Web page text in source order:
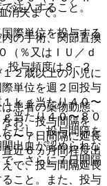
消失まで。
の手術、関節置換
（％又はＩＵ／ｄ
投与頻度は８−２
患者の薬物動態、
お、投与間隔を
〜７日間隔に延長
近６ヵ月間程度出
で、投与間隔延長
こと。また、投与
注入すること。
際単位を投与する
２歳以上の小児に
単位を週２回投与
ｋｇ当たり４０〜
当たり４０〜８０
だし、投与間隔を
出血が認められな
、さらに７日間隔